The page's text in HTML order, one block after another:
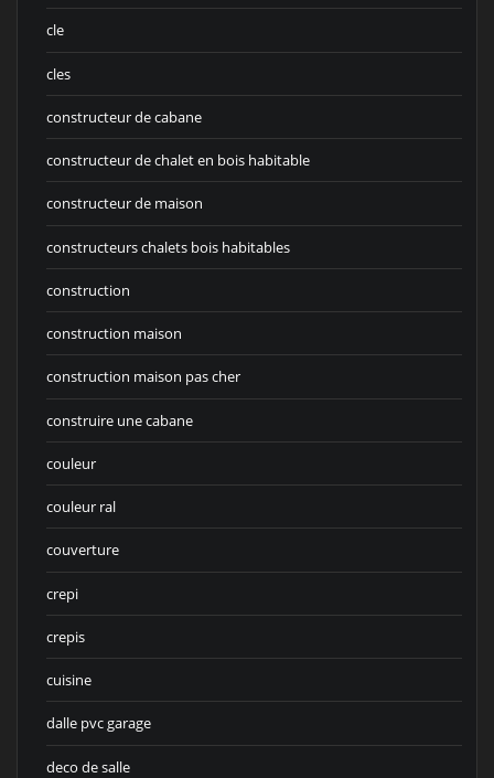
cle
cles
constructeur de cabane
constructeur de chalet en bois habitable
constructeur de maison
constructeurs chalets bois habitables
construction
construction maison
construction maison pas cher
construire une cabane
couleur
couleur ral
couverture
crepi
crepis
cuisine
dalle pvc garage
deco de salle